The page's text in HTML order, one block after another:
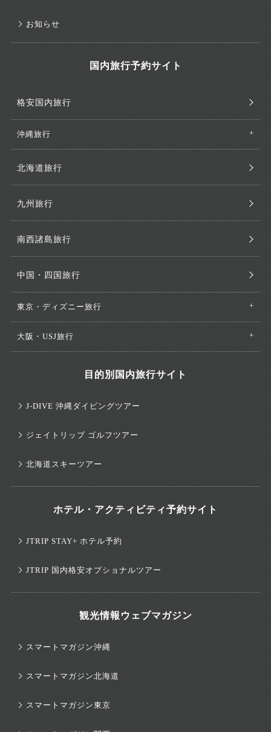
お知らせ
国内旅行予約サイト
格安国内旅行
沖縄旅行
北海道旅行
九州旅行
南西諸島旅行
中国・四国旅行
東京・ディズニー旅行
大阪・USJ旅行
目的別国内旅行サイト
J-DIVE 沖縄ダイビングツアー
ジェイトリップ ゴルフツアー
北海道スキーツアー
ホテル・アクティビティ予約サイト
JTRIP STAY+ ホテル予約
JTRIP 国内格安オプショナルツアー
観光情報ウェブマガジン
スマートマガジン沖縄
スマートマガジン北海道
スマートマガジン東京